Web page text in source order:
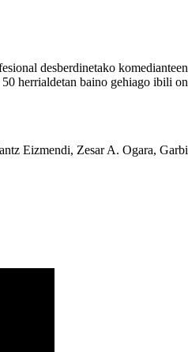
desberdinetako
herrialdetan baino gehiago
Eizmendi, Zesar A. Ogara,